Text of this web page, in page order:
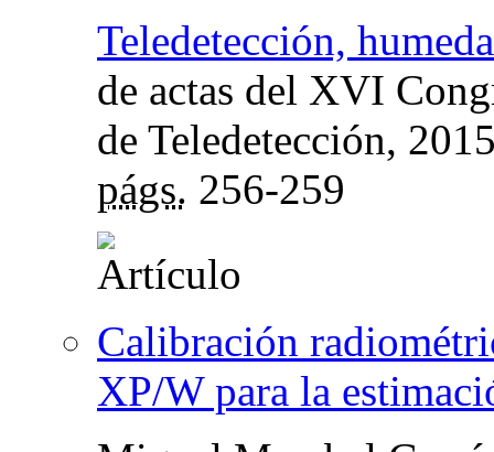
Teledetección,
de actas del XVI
de Teledetección,
págs. 256-259
Calibración
XP/W para la